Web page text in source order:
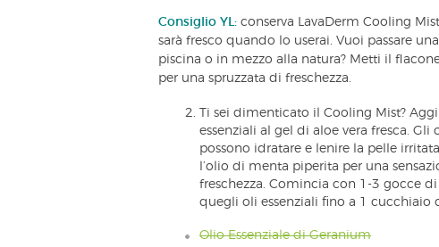
Consiglio YL: conserva LavaDerm Cooling
sarà fresco quando lo userai. Vuoi passare
piscina o in mezzo alla natura? Metti il
per una spruzzata di freschezza.
Ti sei dimenticato il Cooling Mist?
essenziali al gel di aloe vera fresca. Gli
possono idratare e lenire la pelle
l’olio di menta piperita per una
freschezza. Comincia con 1-3 gocce
quegli oli essenziali fino a 1 cucchiaio
Olio Essenziale di Geranium